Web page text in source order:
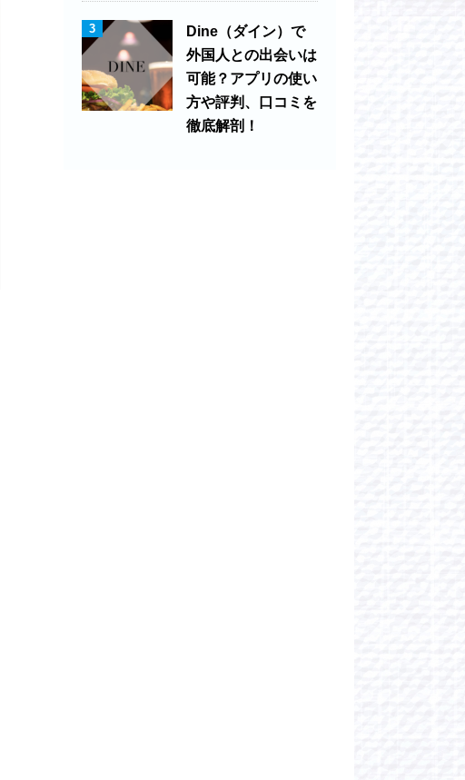
3
Dine（ダイン）で
外国人との出会いは
可能？アプリの使い
方や評判、口コミを
徹底解剖！